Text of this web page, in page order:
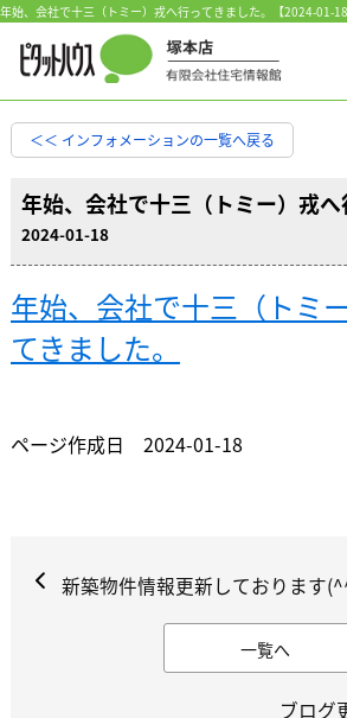
年始、会社で十三（トミー）戎へ行ってきました。【2024-01-
＜＜ インフォメーションの一覧へ戻る
年始、会社で十三（トミー）戎へ
2024-01-18
年始、会社で十三（トミ
てきました。
ページ作成日 2024-01-18
新築物件情報更新しております
一覧へ
ブログ